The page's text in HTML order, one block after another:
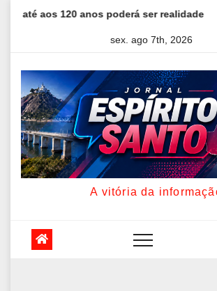
anos poderá ser realidade Como
sex. ago 7th, 2026
A vitória da